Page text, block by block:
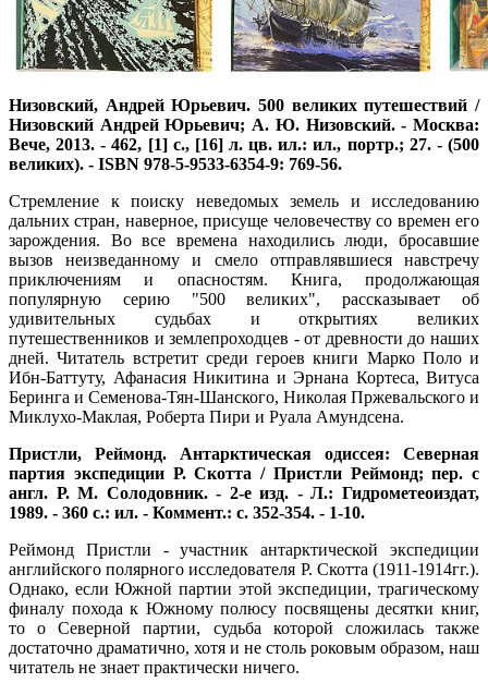
Низовский, Андрей Юрьевич. 500 великих путешествий /
Низовский Андрей Юрьевич; А. Ю. Низовский. - Москва:
Вече, 2013. - 462, [1] с., [16] л. цв. ил.: ил., портр.; 27. - (500
великих). - ISBN 978-5-9533-6354-9: 769-56.
Стремление к поиску неведомых земель и исследованию
дальних стран, наверное, присуще человечеству со времен его
зарождения. Во все времена находились люди, бросавшие
вызов неизведанному и смело отправлявшиеся навстречу
приключениям и опасностям. Книга, продолжающая
популярную серию "500 великих", рассказывает об
удивительных судьбах и открытиях великих
путешественников и землепроходцев - от древности до наших
дней. Читатель встретит среди героев книги Марко Поло и
Ибн-Баттуту, Афанасия Никитина и Эрнана Кортеса, Витуса
Беринга и Семенова-Тян-Шанского, Николая Пржевальского и
Миклухо-Маклая, Роберта Пири и Руала Амундсена.
Пристли, Реймонд. Антарктическая одиссея: Северная
партия экспедиции Р. Скотта / Пристли Реймонд; пер. с
англ. Р. М. Солодовник. - 2-е изд. - Л.: Гидрометеоиздат,
1989. - 360 с.: ил. - Коммент.: с. 352-354. - 1-10.
Реймонд Пристли - участник антарктической экспедиции
английского полярного исследователя Р. Скотта (1911-1914гг.).
Однако, если Южной партии этой экспедиции, трагическому
финалу похода к Южному полюсу посвящены десятки книг,
то о Северной партии, судьба которой сложилась также
достаточно драматично, хотя и не столь роковым образом, наш
читатель не знает практически ничего.